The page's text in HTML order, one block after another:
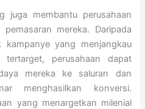
juga membantu perusahaan
mereka. Daripada
kampanye yang menjangkau
perusahaan dapat
mereka ke saluran dan
menghasilkan konversi.
yang menargetkan milenial